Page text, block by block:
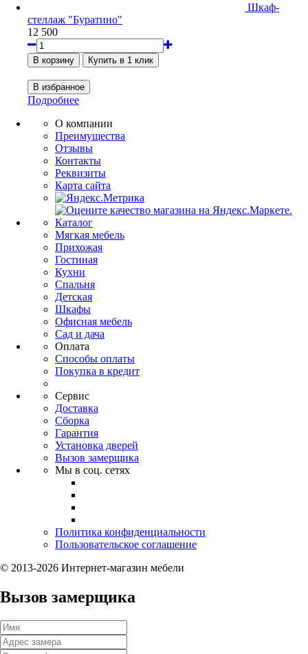
Шкаф-
стеллаж "Буратино"
12 500
Подробнее
О компании
Преимущества
Отзывы
Контакты
Реквизиты
Карта сайта
Каталог
Мягкая мебель
Прихожая
Гостиная
Кухни
Спальня
Детская
Шкафы
Офисная мебель
Сад и дача
Оплата
Способы оплаты
Покупка в кредит
Сервис
Доставка
Сборка
Гарантия
Установка дверей
Вызов замерщика
Мы в соц. сетях
Политика конфиденциальности
Пользовательское соглашение
© 2013-2026 Интернет-магазин мебели
Вызов замерщика